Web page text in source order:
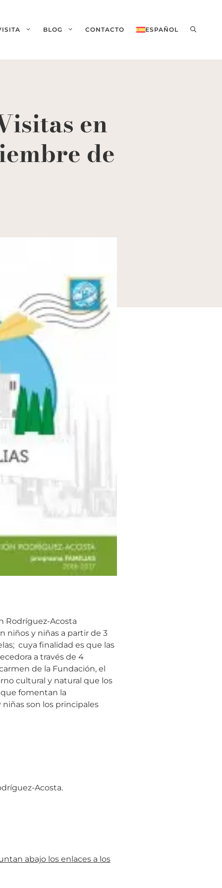
BLOG CONTACTO ESPAÑOL
en
de
Rodríguez-Acosta
niños y niñas a partir de 3
cuya finalidad es que las
a través de 4
de la Fundación, el
cultural y natural que los
fomentan la
son los principales
Acosta.
abajo los enlaces a los